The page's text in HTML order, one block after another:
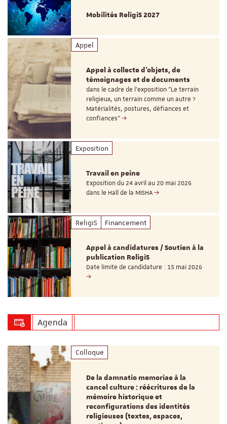
Mobilités ReligiS 2027
Appel
Appel à collecte d'objets, de
témoignages et de documents
dans le cadre de l'exposition "Le terrain
religieux, un terrain comme un autre ?
Matérialités, postures, défiances et
confiances"
Exposition
Travail en peine
Exposition du 24 avril au 20 mai 2026
dans le Hall de la MISHA
ReligiS Financement
Appel à candidatures / Soutien à la
publication ReligiS
Date limite de candidature : 15 mai 2026
Agenda
Colloque
De la damnatio memoriae à la
cancel culture : réécritures de la
mémoire historique et
reconfigurations des identités
religieuses (textes, espaces,